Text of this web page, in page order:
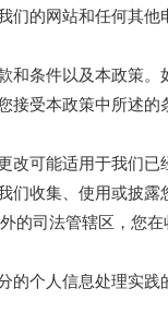
们的网站和任何其他
和条件以及本政策
受本政策中所述的
改可能适用于我们
们收集、使用或披
的司法管辖区，您
的个人信息处理实